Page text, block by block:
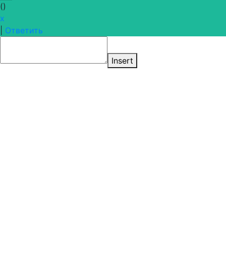
()
x
Ответить
Insert